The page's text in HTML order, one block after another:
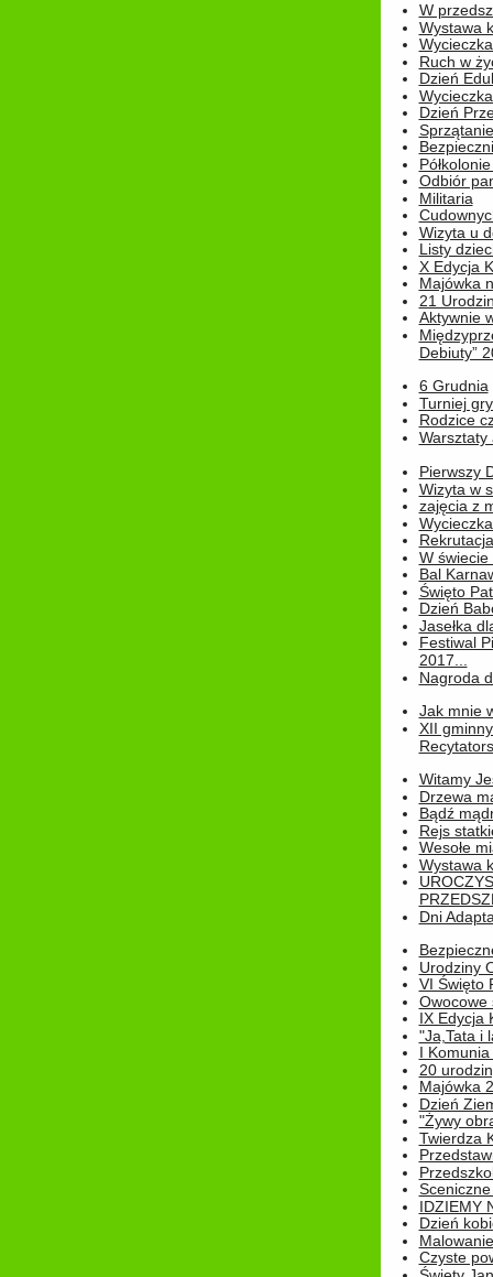
W
Wystawa
Ruch w
Dzień
Dzień
Odbiór
Militaria
Wizyta u
Listy
X Edycja
Majówka
21
Aktywnie
Debiuty”
6 Grudnia
Turniej
Rodzice
Warsztaty
Pierwszy
Wizyta w
zajęcia z
W świecie
Bal
Święto
Dzień
Jasełka
Festiwal
2017...
Nagroda
Jak mnie
XII
Witamy
Drzewa
Bądź
Rejs
Wesołe
Wystawa
Dni
Urodziny
VI Święto
Owocowe
IX Edycja
"Ja,Tata i
I
20
Majówka
Dzień
"Żywy
Twierdza
IDZIEMY
Dzień
Czyste